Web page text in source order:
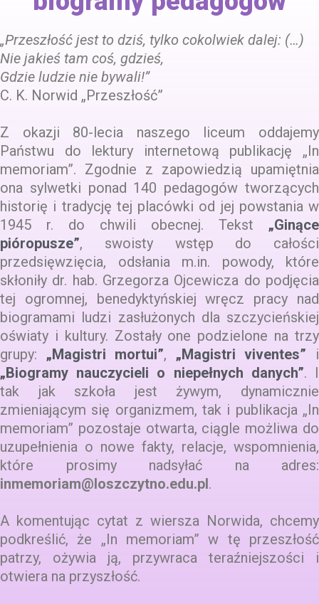
„Przeszłość jest to dziś, tylko cokolwiek dalej: (…)
Nie jakieś tam coś, gdzieś,
Gdzie ludzie nie bywali!”
C. K. Norwid „Przeszłość”
Z okazji 80-lecia naszego liceum oddajemy
Państwu do lektury internetową publikację „In
memoriam”. Zgodnie z zapowiedzią upamiętnia
ona sylwetki ponad 140 pedagogów tworzących
historię i tradycję tej placówki od jej powstania w
1945 r. do chwili obecnej. Tekst „Ginące
pióropusze”, swoisty wstęp do całości
przedsięwzięcia, odsłania m.in. powody, które
skłoniły dr. hab. Grzegorza Ojcewicza do podjęcia
tej ogromnej, benedyktyńskiej wręcz pracy nad
biogramami ludzi zasłużonych dla szczycieńskiej
oświaty i kultury. Zostały one podzielone na trzy
grupy: „Magistri mortui”, „Magistri viventes” i
„Biogramy nauczycieli o niepełnych danych”. I
tak jak szkoła jest żywym, dynamicznie
zmieniającym się organizmem, tak i publikacja „In
memoriam” pozostaje otwarta, ciągle możliwa do
uzupełnienia o nowe fakty, relacje, wspomnienia,
które prosimy nadsyłać na adres:
inmemoriam@loszczytno.edu.pl.
A komentując cytat z wiersza Norwida, chcemy
podkreślić, że „In memoriam” w tę przeszłość
patrzy, ożywia ją, przywraca teraźniejszości i
otwiera na przyszłość.